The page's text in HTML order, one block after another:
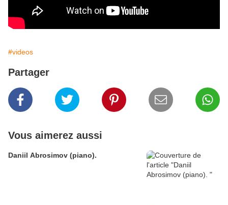
#videos
Partager
Vous aimerez aussi
Daniil Abrosimov (piano).